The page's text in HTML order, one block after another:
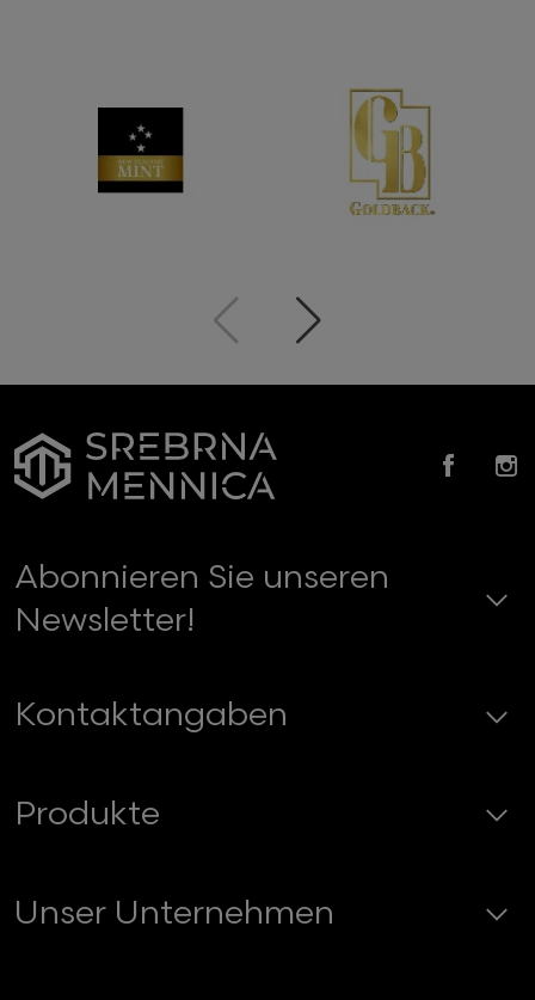
Zurück Weiter
Abonnieren Sie unseren
Newsletter!
Kontaktangaben
Produkte
Unser Unternehmen